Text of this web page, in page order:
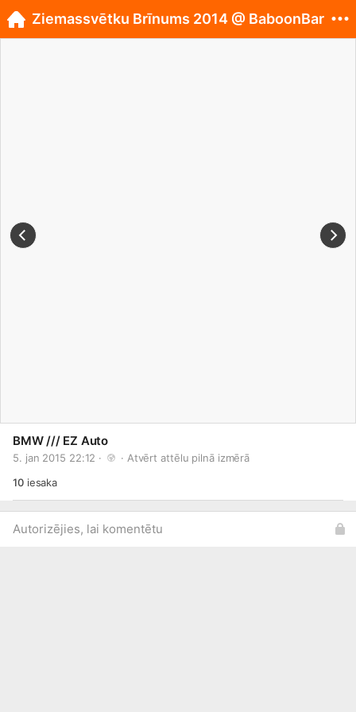
BMW /// EZ Auto
5. jan 2015 22:12 · · Atvērt attēlu pilnā izmērā
10iesaka
Autorizējies, lai komentētu
Ziemassvētku Brīnums 2014 @ BaboonBar